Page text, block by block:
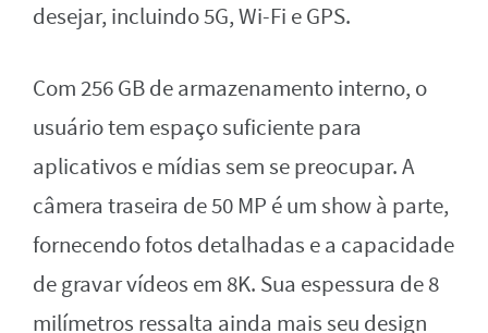
desejar, incluindo 5G, Wi-Fi e GPS.
Com 256 GB de armazenamento interno, o
usuário tem espaço suficiente para
aplicativos e mídias sem se preocupar. A
câmera traseira de 50 MP é um show à parte,
fornecendo fotos detalhadas e a capacidade
de gravar vídeos em 8K. Sua espessura de 8
milímetros ressalta ainda mais seu design